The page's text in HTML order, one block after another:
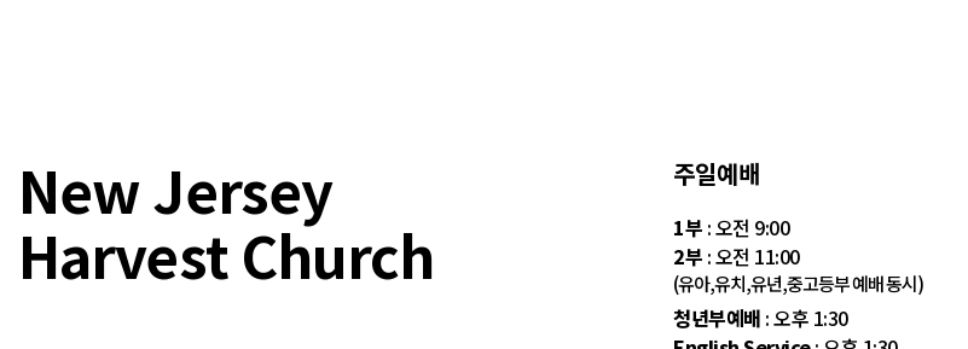
New Jersey
Harvest Church
주일예배
1부 : 오전 9:00
2부 : 오전 11:00
(유아,유치,유년,중고등부 예배 동시)
청년부예배 : 오후 1:30